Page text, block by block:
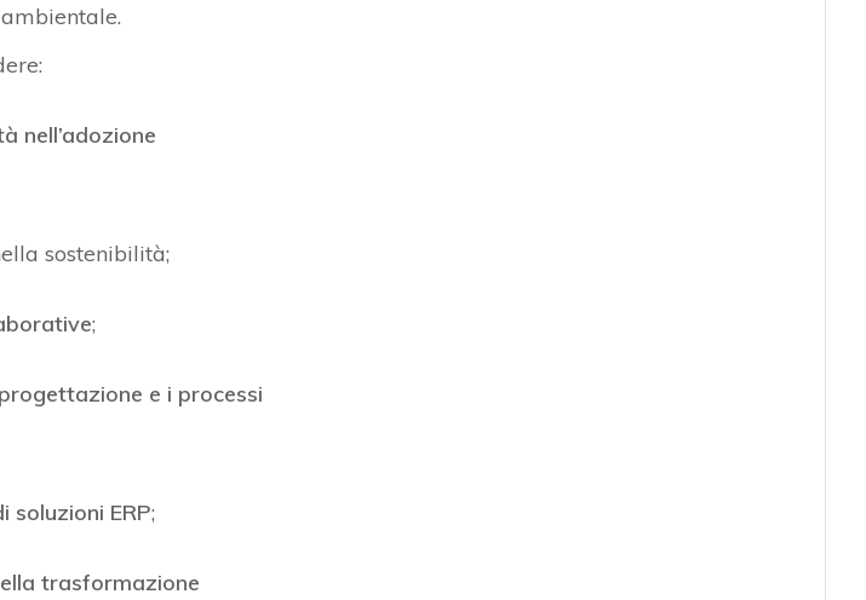
nell’adozione
sostenibilità;
;
e i processi
soluzioni ERP;
trasformazione